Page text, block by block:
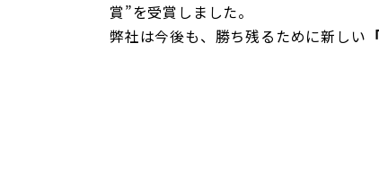
賞”を受賞しました。
弊社は今後も、勝ち残るために新しい